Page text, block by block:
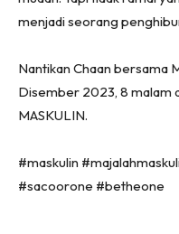
menjadi seorang
Nantikan Chaan bersama
Disember 2023, 8 malam
MASKULIN.
#maskulin
#sacoorone #betheone